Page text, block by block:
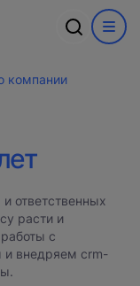
компании
ответственных
расти и
с
и внедряем crm-